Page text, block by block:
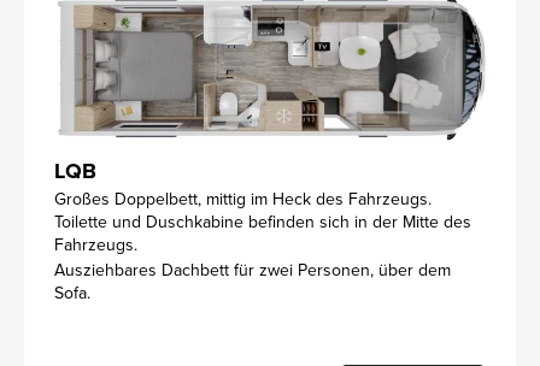
LQB
Großes Doppelbett, mittig im Heck des Fahrzeugs.
Toilette und Duschkabine befinden sich in der Mitte des
Fahrzeugs.
Ausziehbares Dachbett für zwei Personen, über dem
Sofa.